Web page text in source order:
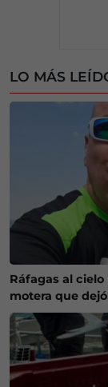
LO MÁS
Ráfagas al
motera que